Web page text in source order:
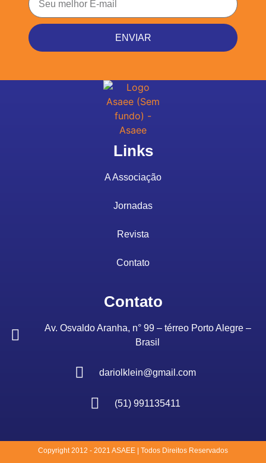
ENVIAR
Links
A Associação
Jornadas
Revista
Contato
Contato
Av. Osvaldo Aranha, n° 99 – térreo Porto Alegre –
Brasil
dariolklein@gmail.com
(51) 991135411
Copyright 2012 - 2021 ASAEE | Todos Direitos Reservados